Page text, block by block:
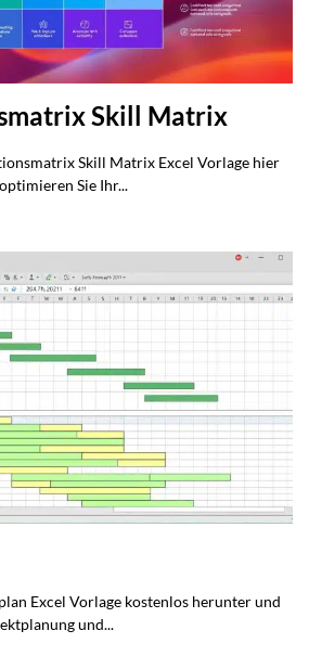
Skill Matrix
Skill Matrix Excel Vorlage hier
Sie Ihr...
Excel Vorlage kostenlos herunter und
und...